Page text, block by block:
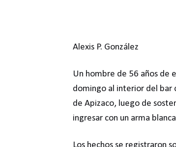
Alexis P. González
Un hombre de 56 años de
domingo al interior del bar
de Apizaco, luego de
ingresar con un arma